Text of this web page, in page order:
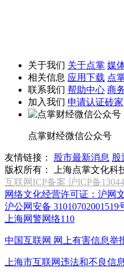
关于我们 关于点掌 媒
相关信息 应用下载 点
联系我们 帮助中心 商
加入我们 申请认证砖家
点掌财经微信公众号
友情链接： 股市最新消息 股
版权所有：
上海点掌文化科
互联网ICP备案 沪ICP备
网络文化经营许可证：沪网
沪公网安备 31010702001519
上海网警网络110
中国互联网 网上有害信息举
上海市互联网违法和不良信